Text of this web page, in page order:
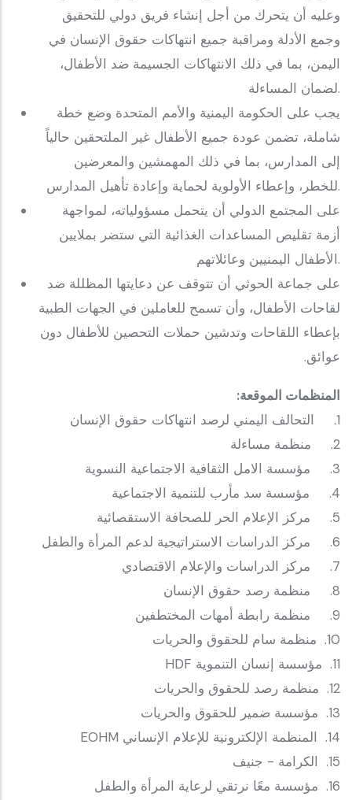
وعليه أن يتحرك من أجل إنشاء فريق دولي للتحقيق
وجمع الأدلة ومراقبة جميع انتهاكات حقوق الإنسان في
اليمن، بما في ذلك الانتهاكات الجسيمة ضد الأطفال،
لضمان المساءلة.
يجب على الحكومة اليمنية والأمم المتحدة وضع خطة
شاملة، تضمن عودة جميع الأطفال غير الملتحقين حالياً
إلى المدارس، بما في ذلك المهمشين والمعرضين
للخطر، وإعطاء الأولوية لحماية وإعادة تأهيل المدارس.
على المجتمع الدولي أن يتحمل مسؤولياته، لمواجهة
أزمة تقليص المساعدات الغذائية التي ستضر بملايين
الأطفال اليمنيين وعائلاتهم.
على جماعة الحوثي أن تتوقف عن دعايتها المظللة ضد
لقاحات الأطفال، وأن تسمح للعاملين في الجهات الطبية
بإعطاء اللقاحات وتدشين حملات التحصين للأطفال دون
عوائق.
المنظمات الموقعة:
1. التحالف اليمني لرصد انتهاكات حقوق الإنسان
2. منظمة مساءلة
3. مؤسسة الامل الثقافية الاجتماعية النسوية
4. مؤسسة سد مأرب للتنمية الاجتماعية
5. مركز الإعلام الحر للصحافة الاستقصائية
6. مركز الدراسات الاستراتيجية لدعم المرأة والطفل
7. مركز الدراسات والإعلام الاقتصادي
8. منظمة رصد حقوق الإنسان
9. منظمة رابطة أمهات المختطفين
10. منظمة سام للحقوق والحريات
11. مؤسسة إنسان التنموية HDF
12. منظمة رصد للحقوق والحريات
13. مؤسسة ضمير للحقوق والحريات
14. المنظمة الإلكترونية للإعلام الإنساني EOHM
15. الكرامة - جنيف
16. مؤسسة معًا نرتقي لرعاية المرأة والطفل